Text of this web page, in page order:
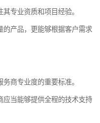
专业资质和项目经验。
的产品，更能够根据客户需求
商专业度的重要标准。
应当能够提供全程的技术支持